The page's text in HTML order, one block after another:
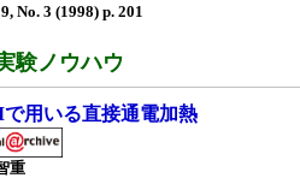
No. 3 (1998) p. 201
ノウハウ
用いる直接通電加熱
重